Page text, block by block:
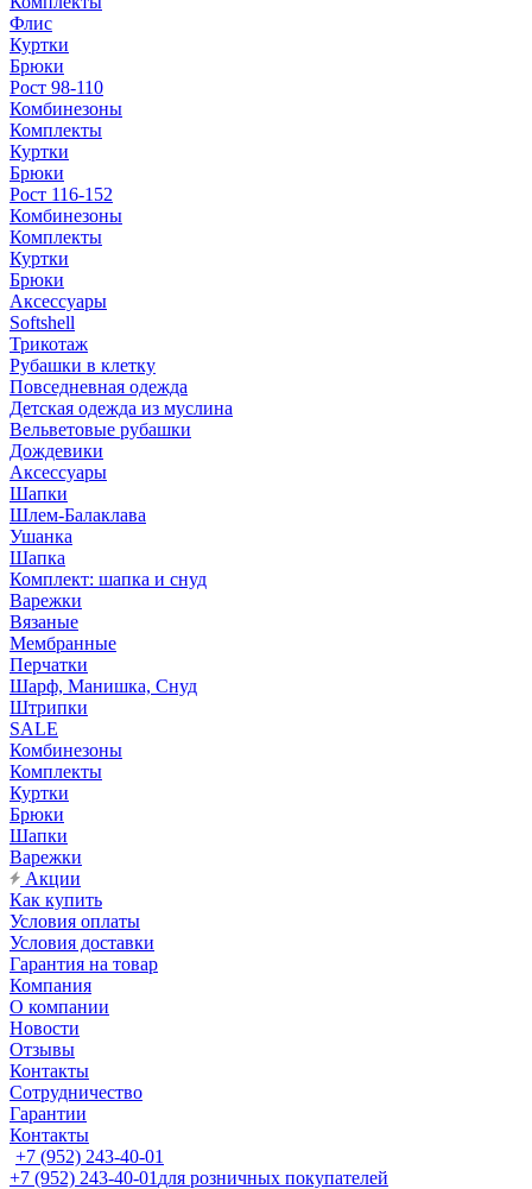
Флис
Куртки
Брюки
Рост 98-110
Комбинезоны
Комплекты
Куртки
Брюки
Рост 116-152
Комбинезоны
Комплекты
Куртки
Брюки
Аксессуары
Softshell
Трикотаж
Рубашки в клетку
Повседневная одежда
Детская одежда из муслина
Вельветовые рубашки
Дождевики
Аксессуары
Шапки
Шлем-Балаклава
Ушанка
Шапка
Комплект: шапка и снуд
Варежки
Вязаные
Мембранные
Перчатки
Шарф, Манишка, Снуд
Штрипки
SALE
Комбинезоны
Комплекты
Куртки
Брюки
Шапки
Варежки
Акции
Как купить
Условия оплаты
Условия доставки
Гарантия на товар
Компания
О компании
Новости
Отзывы
Контакты
Сотрудничество
Гарантии
Контакты
+7 (952) 243-40-01
+7 (952) 243-40-01 для розничных покупателей